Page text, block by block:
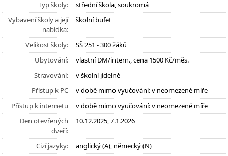
Typ školy:
střední škola, soukromá
Vybavení školy a její
nabídka:
školní bufet
Velikost školy:
SŠ 251 - 300 žáků
Ubytování:
vlastní DM/intern., cena 1500 Kč/měs.
Stravování:
v školní jídelně
Přístup k PC
v době mimo vyučování: v neomezené míře
Přístup k internetu
v době mimo vyučování: v neomezené míře
Den otevřených
dveří:
10.12.2025, 7.1.2026
Cizí jazyky:
anglický (A), německý (N)